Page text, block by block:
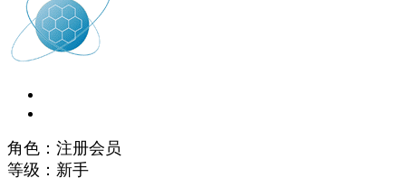
角色：注册会员
等级：新手